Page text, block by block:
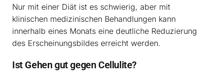
Nur mit einer Diät ist es schwierig, aber mit
klinischen medizinischen Behandlungen kann
innerhalb eines Monats eine deutliche Reduzierung
des Erscheinungsbildes erreicht werden.
Ist Gehen gut gegen Cellulite?